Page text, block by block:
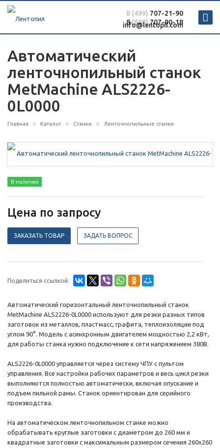
8(800)707-00-18
8 (499) 707-21-90
info@lentopil.com
Автоматический
ленточнопильный станок
MetMachine ALS2226-
0L0000
Главная Каталог Станки Ленточнопильные станки
В наличии
Цена по запросу
ЗАКАЗАТЬ ТОВАР ЗАДАТЬ ВОПРОС
Поделиться ссылкой:
Автоматический горизонтальный ленточнопильный станок
MetMachine ALS2226-0L0000 используют для резки разных типов
заготовок из металлов, пластмасс, графита, теплоизоляции под
углом 90°. Модель с асинхронным двигателем мощностью 2,2 кВт,
для работы станка нужно подключение к сети напряжением 380В.
ALS2226-0L0000 управляется через систему ЧПУ с пультом
управления. Все настройки рабочих параметров и весь цикл резки
выполняются полностью автоматически, включая опускание и
подъем пильной рамы. Станок ориентирован для серийного
производства.
На автоматическом ленточнопильном станке можно
обрабатывать круглые заготовки с диаметром до 260 мм и
квадратные заготовки с максимальным размером сечения 260х260